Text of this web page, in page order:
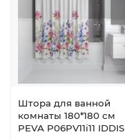
Штора для ванной
комнаты 180*180 см
PEVA P06PV11i11 IDDIS